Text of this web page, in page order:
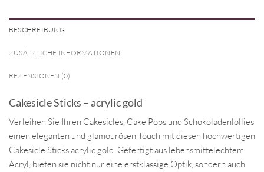
BESCHREIBUNG
ZUSÄTZLICHE INFORMATIONEN
REZENSIONEN (0)
Cakesicle Sticks – acrylic gold
Verleihen Sie Ihren Cakesicles, Cake Pops und Schokoladenlollies
einen eleganten und glamourösen Touch mit diesen hochwertigen
Cakesicle Sticks acrylic gold. Gefertigt aus lebensmittelechtem
Acryl, bieten sie nicht nur eine erstklassige Optik, sondern auch